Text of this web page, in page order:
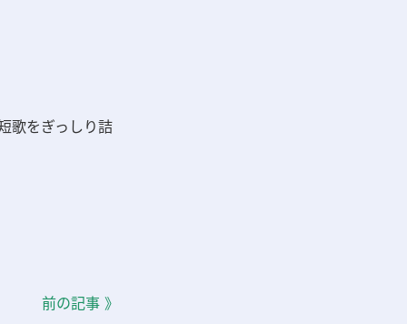
歌をぎっしり詰
前の記事 》